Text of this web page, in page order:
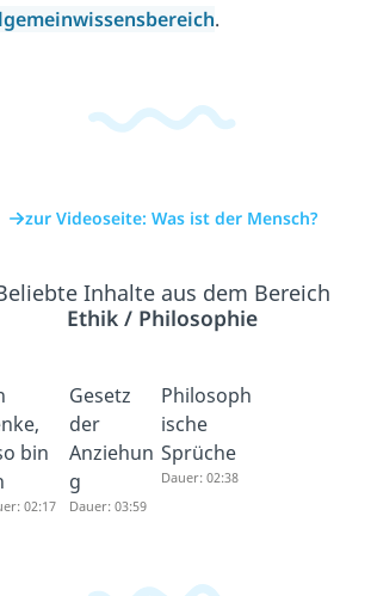
.
zur Videoseite: Was ist der Mensch?
Inhalte aus dem Bereich
Ethik / Philosophie
bin
02:17
Gesetz
der
Anziehun
g
Dauer: 03:59
Philosoph
ische
Sprüche
Dauer: 02:38